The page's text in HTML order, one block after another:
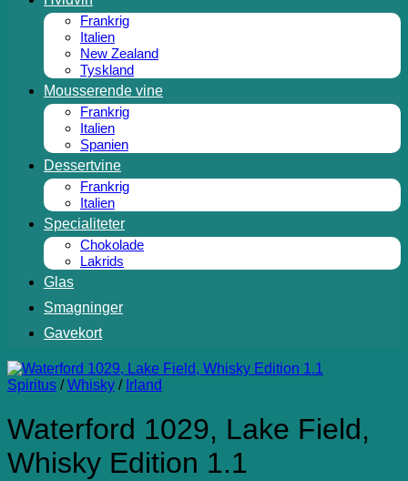
Frankrig
Italien
New Zealand
Tyskland
Mousserende vine
Frankrig
Italien
Spanien
Dessertvine
Frankrig
Italien
Specialiteter
Chokolade
Lakrids
Glas
Smagninger
Gavekort
Spiritus / Whisky / Irland
Waterford 1029, Lake Field,
Whisky Edition 1.1